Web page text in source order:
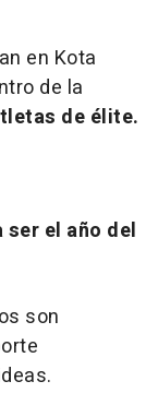
en Kota
de la
de élite.
ser el año del
son